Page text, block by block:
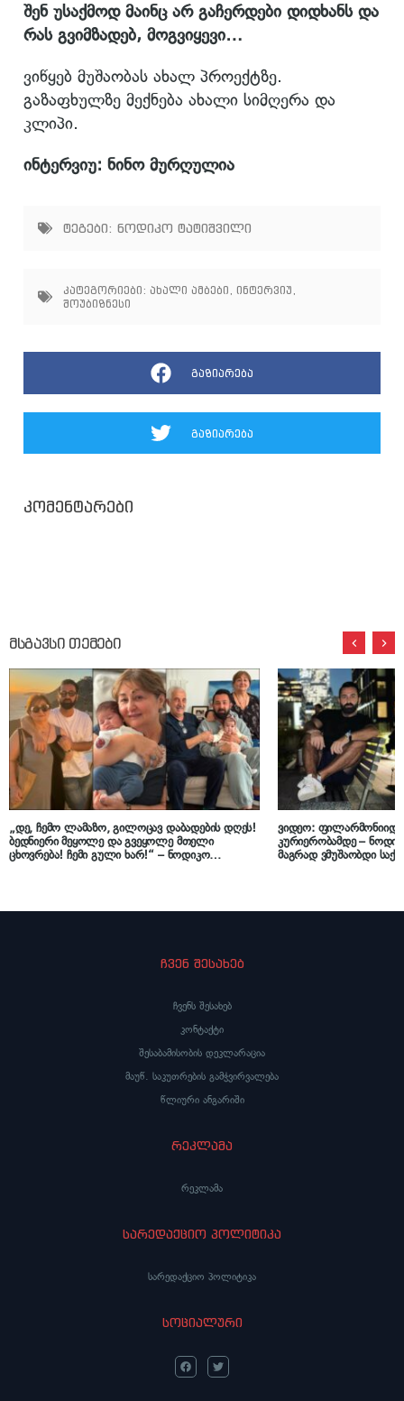
შენ უსაქმოდ მაინც არ გაჩერდები დიდხანს და
რას გვიმზადებ, მოგვიყევი…
ვიწყებ მუშაობას ახალ პროექტზე.
გაზაფხულზე მექნება ახალი სიმღერა და
კლიპი.
ინტერვიუ: ნინო მურღულია
ტეგები: ნოდიკო ტატიშვილი
კატეგორიები: ახალი ამბები , ინტერვიუ ,
შოუბიზნესი
გაზიარება
გაზიარება
კომენტარები
მსგავსი თემები
„დე, ჩემო ლამაზო, გილოცავ დაბადების დღეს!
ბედნიერი მეყოლე და გვეყოლე მთელი
ცხოვრება! ჩემი გული ხარ!“ – ნოდიკო
ვიდეო: ფილარმონიიდან
კურიერობამდე –
მაგრად ვმუშაობდი
ჩვენ შესახებ
ჩვენს შესახებ
კონტაქტი
შესაბამისობის დეკლარაცია
მაუწ. საკუთრების გამჭვირვალება
წლიური ანგარიში
რეკლამა
რეკლამა
სარედაქციო პოლიტიკა
სარედაქციო პოლიტიკა
სოციალური